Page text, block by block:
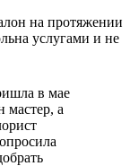
на протяжении
услугами и не
в мае
мастер, а